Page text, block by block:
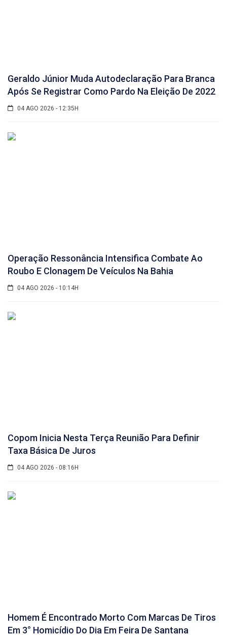
Geraldo Júnior Muda Autodeclaração Para Branca
Após Se Registrar Como Pardo Na Eleição De 2022
04 AGO 2026 - 12:35H
Operação Ressonância Intensifica Combate Ao
Roubo E Clonagem De Veículos Na Bahia
04 AGO 2026 - 10:14H
Copom Inicia Nesta Terça Reunião Para Definir
Taxa Básica De Juros
04 AGO 2026 - 08:16H
Homem É Encontrado Morto Com Marcas De Tiros
Em 3° Homicídio Do Dia Em Feira De Santana